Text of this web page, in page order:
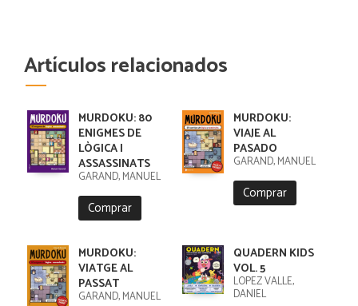
Artículos relacionados
MURDOKU: 80
ENIGMES DE
LÒGICA I
ASSASSINATS
GARAND, MANUEL
Comprar
MURDOKU:
VIAJE AL
PASADO
GARAND, MANUEL
Comprar
MURDOKU:
VIATGE AL
PASSAT
GARAND, MANUEL
QUADERN KIDS
VOL. 5
LÓPEZ VALLE,
DANIEL